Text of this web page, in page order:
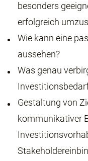
besonders
erfolgreich
Wie kann eine
aussehen?
Was genau
Gestaltung von
kommunikativer